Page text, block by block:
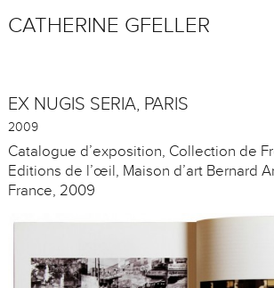
CATHERINE GFELLER
EX NUGIS SERIA, PARIS
2009
Catalogue d’exposition, Collection de
Editions de l’œil, Maison d’art Bernard
France, 2009